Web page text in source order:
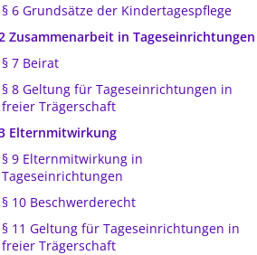
§ 6 Grundsätze der Kindertagespflege
Zusammenarbeit in Tageseinrichtungen
§ 7 Beirat
§ 8 Geltung für Tageseinrichtungen in
freier Trägerschaft
Elternmitwirkung
§ 9 Elternmitwirkung in
Tageseinrichtungen
§ 10 Beschwerderecht
§ 11 Geltung für Tageseinrichtungen in
freier Trägerschaft